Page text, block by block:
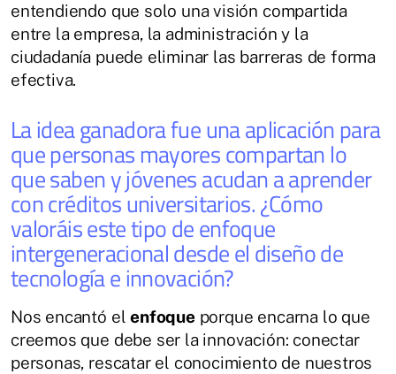
entendiendo que solo una visión compartida
entre la empresa, la administración y la
ciudadanía puede eliminar las barreras de forma
efectiva.
La idea ganadora fue una aplicación para
que personas mayores compartan lo
que saben y jóvenes acudan a aprender
con créditos universitarios. ¿Cómo
valoráis este tipo de enfoque
intergeneracional desde el diseño de
tecnología e innovación?
Nos encantó elenfoqueporque encarna lo que
creemos que debe ser la innovación: conectar
personas, rescatar el conocimiento de nuestros